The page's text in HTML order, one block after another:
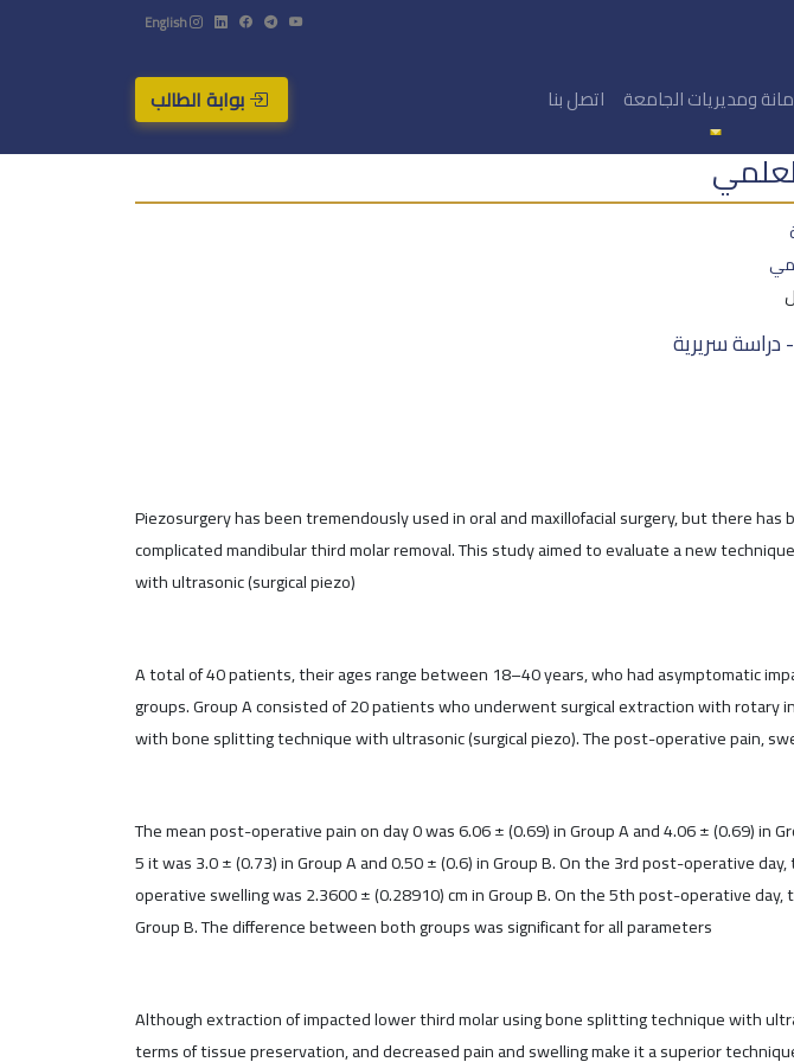
English
ومديريات الجامعة اتصل بنا بوابة الطالب
Piezosurgery has been tremendously used in oral and maxillofacial surgery, but there
complicated mandibular third molar removal. This study aimed to evaluate a new
with ultrasonic (surgical piezo)
A total of 40 patients, their ages range between 18–40 years, who had asymptomatic
groups. Group A consisted of 20 patients who underwent surgical extraction with
with bone splitting technique with ultrasonic (surgical piezo). The post-operative pain,
The mean post-operative pain on day 0 was 6.06 ± (0.69) in Group A and 4.06 ± (0.69) in
5 it was 3.0 ± (0.73) in Group A and 0.50 ± (0.6) in Group B. On the 3rd post-operative
operative swelling was 2.3600 ± (0.28910) cm in Group B. On the 5th post-operative
Group B. The difference between both groups was significant for all parameters
Although extraction of impacted lower third molar using bone splitting technique with
terms of tissue preservation, and decreased pain and swelling make it a superior